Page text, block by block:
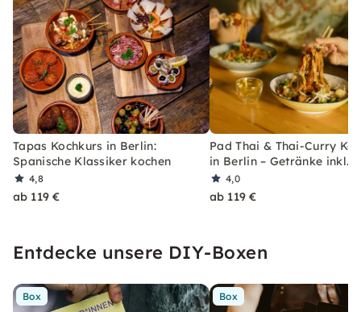
Tapas Kochkurs in Berlin:
Spanische Klassiker kochen
4,8
ab 119 €
Pad Thai & Thai-Curry
in Berlin – Getränke inkl.
4,0
ab 119 €
Entdecke unsere DIY-Boxen
Box Box